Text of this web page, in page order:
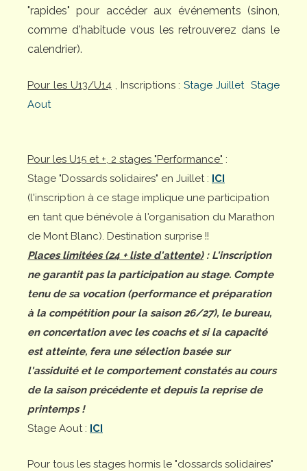
"rapides" pour accéder aux événements (sinon,
comme d'habitude vous les retrouverez dans le
calendrier).
Pour les U13/U14, Inscriptions :Stage Juillet Stage
Aout
Pour les U15 et +, 2 stages "Performance" :
Stage "Dossards solidaires" en Juillet : ICI
(l'inscription à ce stage implique une participation
en tant que bénévole à l'organisation du Marathon
de Mont Blanc). Destination surprise !!
Places limitées (24 + liste d'attente): L'inscription
ne garantit pas la participation au stage. Compte
tenu de sa vocation (performance et préparation
à la compétition pour la saison 26/27), le bureau,
en concertation avec les coachs et si la capacité
est atteinte, fera une sélection basée sur
l'assiduité et le comportement constatés au cours
de la saison précédente et depuis la reprise de
printemps !
Stage Aout : ICI
Pour tous les stages hormis le "dossards solidaires"